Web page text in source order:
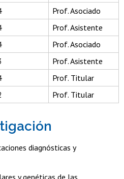
Prof. Asociado
Prof. Asistente
Prof. Asociado
Prof. Asistente
Prof. Titular
Prof. Titular
diagnósticas y